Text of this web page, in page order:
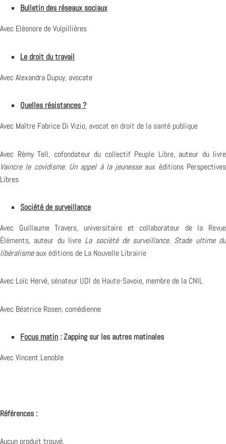
Bulletin des réseaux sociaux
Avec Eléonore de Vulpillières
Le droit du travail
Avec Alexandra Dupuy, avocate
Quelles résistances ?
Avec Maître Fabrice Di Vizio, avocat en droit de la santé publique
Avec Rémy Tell, cofondateur du collectif Peuple Libre, auteur du livre
Vaincre le covidisme. Un appel à la jeunesseaux éditions Perspectives
Libres
Société de surveillance
Avec Guillaume Travers, universitaire et collaborateur de la Revue
Éléments, auteur du livre La société de surveillance. Stade ultime du
libéralismeaux éditions de La Nouvelle Librairie
Avec Loïc Hervé, sénateur UDI de Haute-Savoie, membre de la CNIL
Avec Béatrice Rosen, comédienne
Focus matin : Zapping sur les autres matinales
Avec Vincent Lenoble
Références :
Aucun produit trouvé.